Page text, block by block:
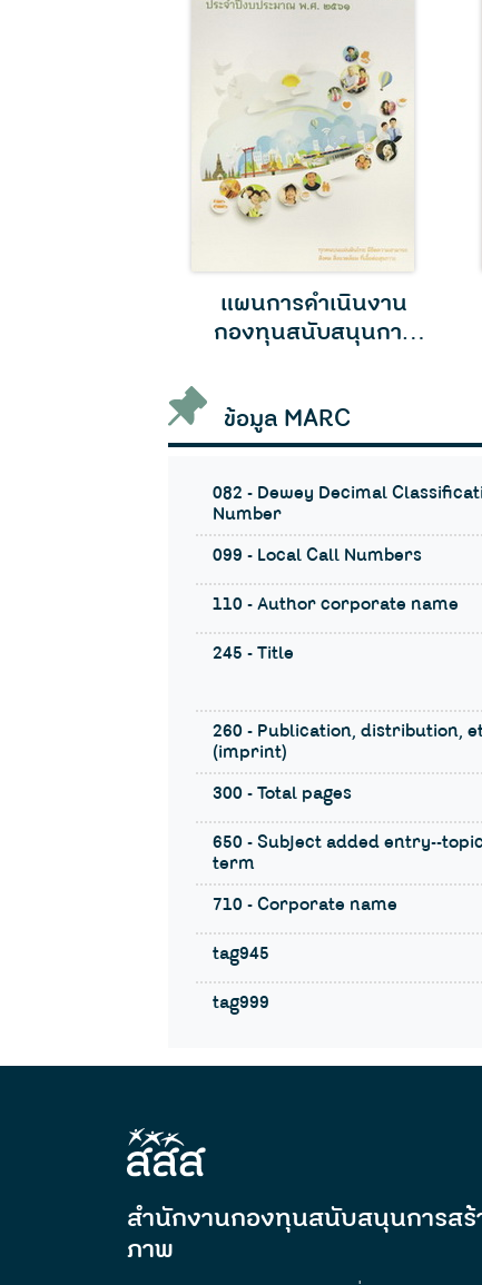
แผนการดำเนินงาน
กองทุนสนับสนุนการ
ปีงบประมาณ พ.ศ. 2561
ข้อมูล MARC
082 - Dewey Decimal
Number
099 - Local Call Numbers
110 - Author corporate name
245 - Title
260 - Publication, distribution,
(imprint)
300 - Total pages
650 - Subject added entry--
term
710 - Corporate name
tag945
tag999
สำนักงานกองทุนสนับสนุนการสร้
ภาพ